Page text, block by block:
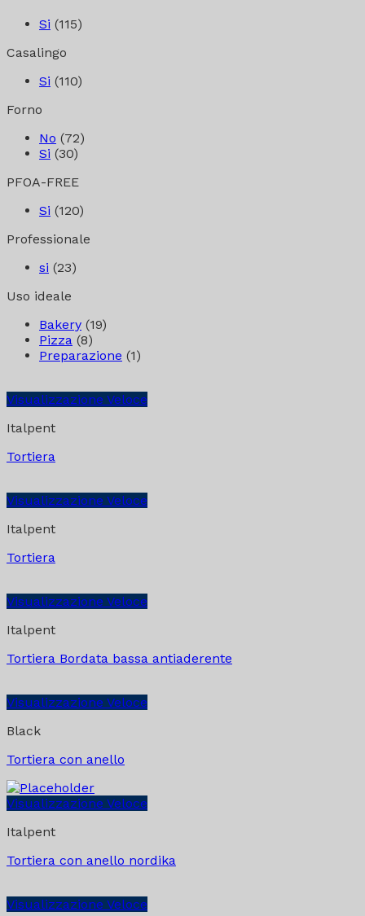
Si (115)
Casalingo
Si (110)
Forno
No (72)
Si (30)
PFOA-FREE
Si (120)
Professionale
si (23)
Uso ideale
Bakery (19)
Pizza (8)
Preparazione (1)
Visualizzazione Veloce
Italpent
Tortiera
Visualizzazione Veloce
Italpent
Tortiera
Visualizzazione Veloce
Italpent
Tortiera Bordata bassa antiaderente
Visualizzazione Veloce
Black
Tortiera con anello
Visualizzazione Veloce
Italpent
Tortiera con anello nordika
Visualizzazione Veloce